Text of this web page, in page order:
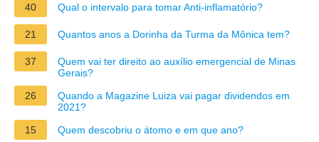
40 Qual o intervalo para tomar Anti-inflamatório?
21 Quantos anos a Dorinha da Turma da Mônica tem?
37
Quem vai ter direito ao auxílio emergencial de Minas
Gerais?
26
Quando a Magazine Luiza vai pagar dividendos em
2021?
15
Quem descobriu o átomo e em que ano?